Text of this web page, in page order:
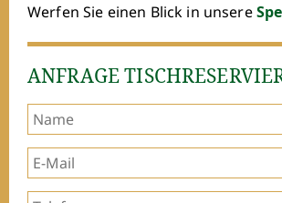
Werfen Sie einen Blick in unsere
ANFRAGE